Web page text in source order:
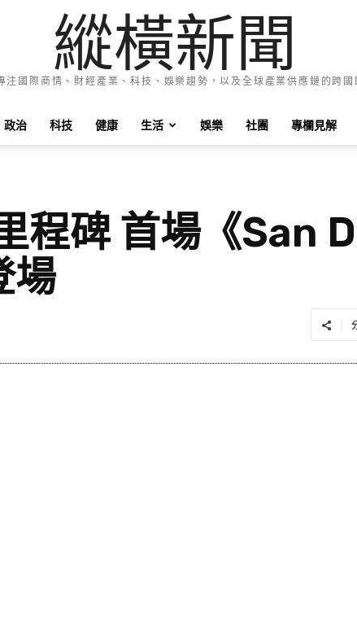
縱橫新聞
國際商情、財經產業、科技、娛樂趨勢，以及全球產業供應鏈的跨
政治 科技 健康 生活 娛樂 社團 專欄見解
程碑 首場《San
場